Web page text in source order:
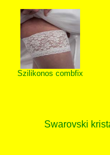
Szilikonos combfix
Swarovski